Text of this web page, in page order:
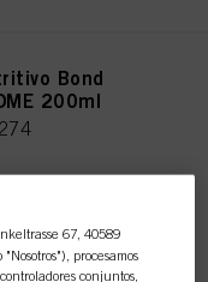
Bond
200ml
Y COMPRAR
67, 40589
procesamos
conjuntos,